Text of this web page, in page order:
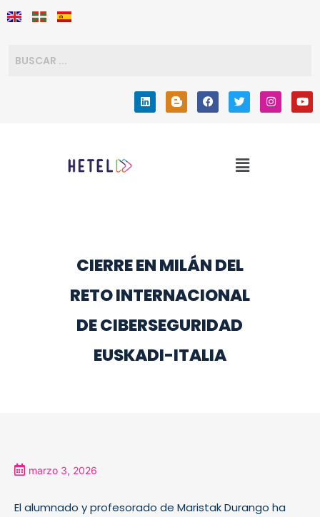
CIERRE EN MILÁN DEL
RETO INTERNACIONAL
DE CIBERSEGURIDAD
EUSKADI-ITALIA
marzo 3, 2026
El alumnado y profesorado de Maristak Durango ha